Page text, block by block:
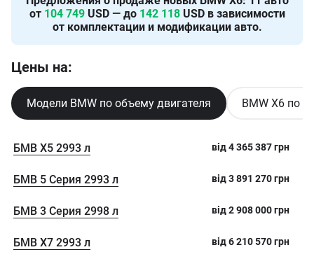
от 104 749USD — до 142 118USD в зависимости
от комплектации и модификации авто.
Цены на:
Модели BMW по объему двигателя BMW X6 по
БМВ Х5 2993 л від4 365 387грн
БМВ 5 Серия 2993 л від3 891 270грн
БМВ 3 Серия 2998 л від2 908 000грн
БМВ Х7 2993 л від6 210 570грн